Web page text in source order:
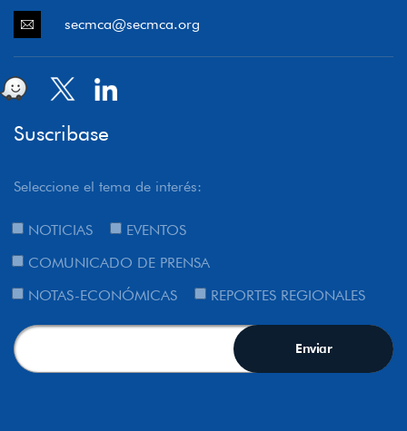
secmca@secmca.org
Suscribase
Seleccione el tema de interés:
NOTICIAS
EVENTOS
COMUNICADO DE PRENSA
NOTAS-ECONÓMICAS
REPORTES REGIONALES